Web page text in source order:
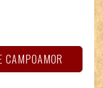
CAMPOAMOR